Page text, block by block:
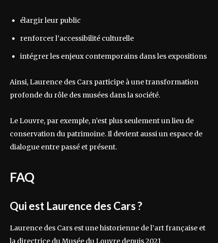
élargir leur public
renforcer l’accessibilité culturelle
intégrer les enjeux contemporains dans les expositions
Ainsi, Laurence des Cars participe à une transformation
profonde du rôle des musées dans la société.
Le Louvre, par exemple, n’est plus seulement un lieu de
conservation du patrimoine. Il devient aussi un espace de
dialogue entre passé et présent.
FAQ
Qui est Laurence des Cars ?
Laurence des Cars est une historienne de l’art française et
la directrice du Musée du Louvre depuis 2021.